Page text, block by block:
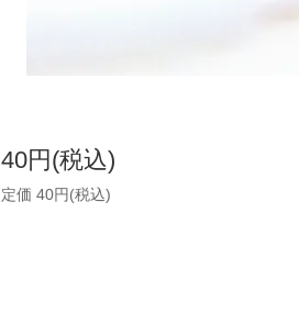
40円(税込)
定価 40円(税込)